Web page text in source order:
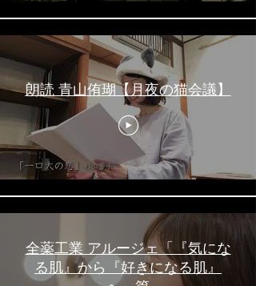
朗読 青山侑瑚【月夜の猫会議】
全薬工業 アルージェ「『気にな
る肌』から『好きになる肌』